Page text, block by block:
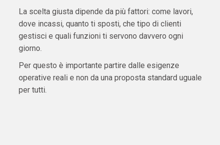
La scelta giusta dipende da più fattori: come lavori,
dove incassi, quanto ti sposti, che tipo di clienti
gestisci e quali funzioni ti servono davvero ogni
giorno.
Per questo è importante partire dalle esigenze
operative reali e non da una proposta standard uguale
per tutti.